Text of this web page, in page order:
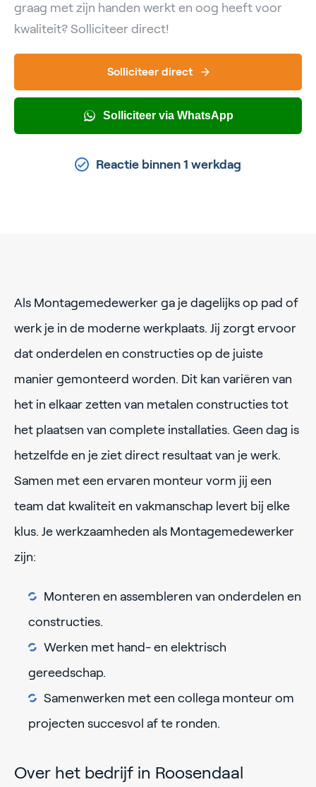
graag met zijn handen werkt en oog heeft voor
kwaliteit? Solliciteer direct!
Solliciteer direct
Solliciteer via WhatsApp
Reactie binnen 1 werkdag
Als Montagemedewerker ga je dagelijks op pad of
werk je in de moderne werkplaats. Jij zorgt ervoor
dat onderdelen en constructies op de juiste
manier gemonteerd worden. Dit kan variëren van
het in elkaar zetten van metalen constructies tot
het plaatsen van complete installaties. Geen dag is
hetzelfde en je ziet direct resultaat van je werk.
Samen met een ervaren monteur vorm jij een
team dat kwaliteit en vakmanschap levert bij elke
klus. Je werkzaamheden als Montagemedewerker
zijn:
Monteren en assembleren van onderdelen en
constructies.
Werken met hand- en elektrisch
gereedschap.
Samenwerken met een collega monteur om
projecten succesvol af te ronden.
Over het bedrijf in Roosendaal